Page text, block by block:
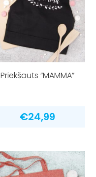
Priekšauts ”MAMMA”
€24,99